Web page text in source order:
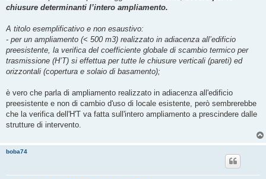
chiusure determinanti l’intero ampliamento.
A titolo esemplificativo e non esaustivo:
- per un ampliamento (< 500 m3) realizzato in adiacenza all’edificio
preesistente, la verifica del coefficiente globale di scambio termico per
trasmissione (H’T) si effettua per tutte le chiusure verticali (pareti) ed
orizzontali (copertura e solaio di basamento);
è vero che parla di ampliamento realizzato in adiacenza all'edificio
preesistente e non di cambio d'uso di locale esistente, però sembrerebbe
che la verifica dell'H'T va fatta sull'intero ampliamento a prescindere dalle
strutture di intervento.
boba74